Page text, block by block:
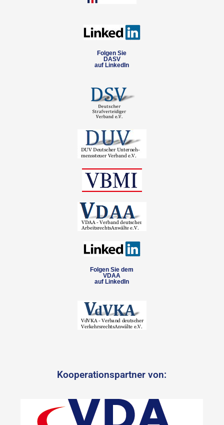
Folgen Sie
DASV
auf LinkedIn
Folgen Sie dem
VDAA
auf LinkedIn
Kooperationspartner von: